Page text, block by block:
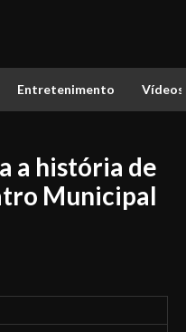
Entretenimento Vídeos
a história de
Municipal